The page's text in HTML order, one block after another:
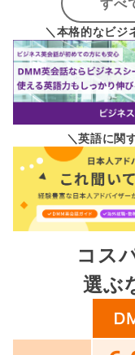
＼本格的なビジ
＼英語に関
コス
選ぶ